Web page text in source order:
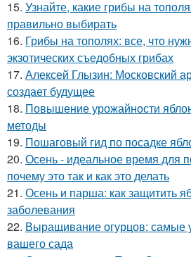
15. Узнайте, какие грибы на
правильно выбирать
16. Грибы на тополях: все, что
экзотических съедобных грибах
17. Алексей Глызин: Московский
создает будущее
18. Повышение урожайности
методы
19. Пошаговый гид по посадке
20. Осень - идеальное время для
почему это так и как это делать
21. Осень и парша: как защитить
заболевания
22. Выращивание огурцов: самые
вашего сада